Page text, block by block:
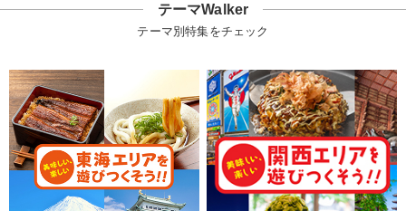
テーマWalker
テーマ別特集をチェック